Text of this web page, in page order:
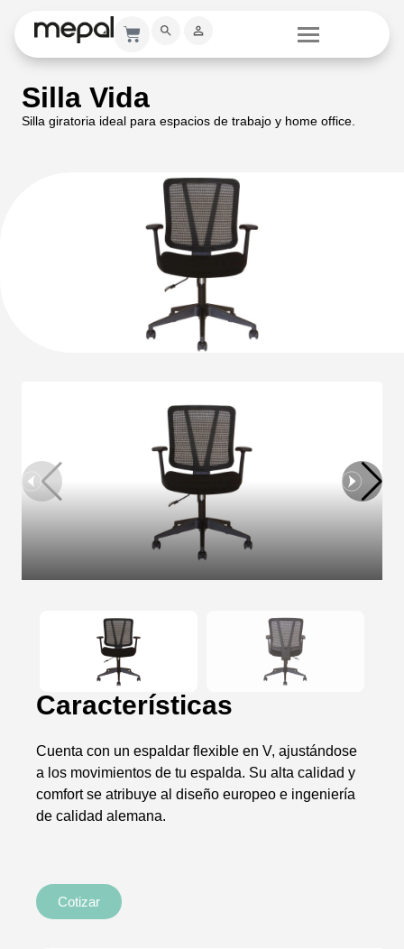
Silla Vida
Silla giratoria ideal para espacios de trabajo y home office.
Características
Cuenta con un espaldar flexible en V, ajustándose
a los movimientos de tu espalda. Su alta calidad y
comfort se atribuye al diseño europeo e ingeniería
de calidad alemana.
Cotizar